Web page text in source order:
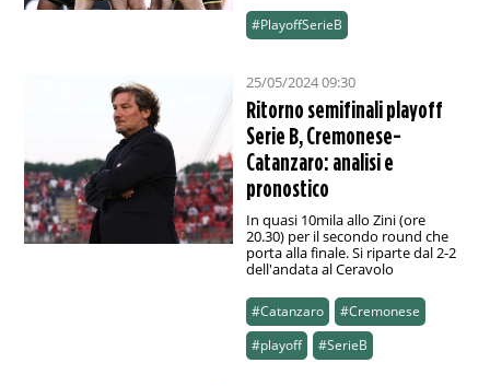
#PlayoffSerieB
25/05/2024 09:30
Ritorno semifinali playoff
Serie B, Cremonese-
Catanzaro: analisi e
pronostico
In quasi 10mila allo Zini (ore
20.30) per il secondo round che
porta alla finale. Si riparte dal 2-2
dell'andata al Ceravolo
#Catanzaro
#Cremonese
#playoff
#SerieB